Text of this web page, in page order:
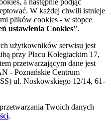
a następnie podjąć
W każdej chwili istnieje
plików cookies - w stopce
ustawienia Cookies".
użytkowników serwisu jest
przy Placu Kolegiackim 17,
przetwarzającym dane jest
- Poznańskie Centrum
ul. Noskowskiego 12/14, 61-
Twoich danych
.